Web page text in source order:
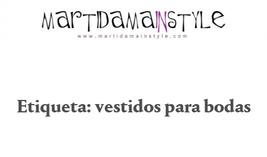
Etiqueta: vestidos para bodas